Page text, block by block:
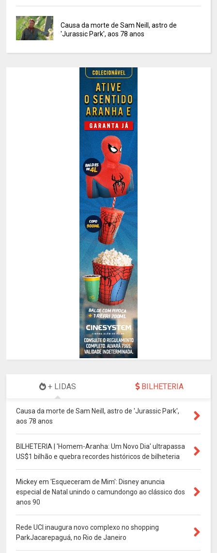
Causa da morte de Sam Neill, astro de
'Jurassic Park', aos 78 anos
+ LIDAS BILHETERIA
Causa da morte de Sam Neill, astro de 'Jurassic Park',
aos 78 anos
BILHETERIA | 'Homem-Aranha: Um Novo Dia' ultrapassa
US$1 bilhão e quebra recordes históricos de bilheteria
Mickey em 'Esqueceram de Mim': Disney anuncia
especial de Natal unindo o camundongo ao clássico dos
anos 90
Rede UCI inaugura novo complexo no shopping
ParkJacarepaguá, no Rio de Janeiro